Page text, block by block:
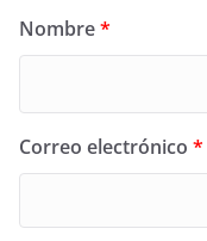
Nombre*
Correo electrónico *